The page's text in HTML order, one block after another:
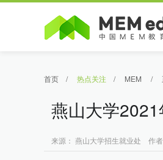
首页 / 热点关注 / MEM /
燕山大学
来源： 燕山大学招生就业处 作